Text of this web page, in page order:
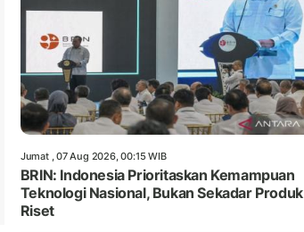
Jumat , 07 Aug 2026, 00:15 WIB
BRIN: Indonesia Prioritaskan Kemampuan
Teknologi Nasional, Bukan Sekadar Produk
Riset